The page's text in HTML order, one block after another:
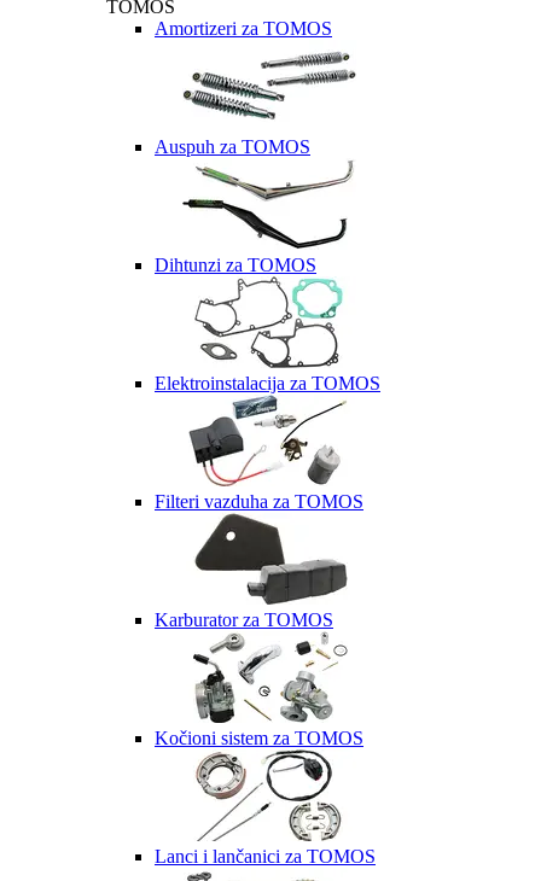
TOMOS
Amortizeri za TOMOS
Auspuh za TOMOS
Dihtunzi za TOMOS
Elektroinstalacija za TOMOS
Filteri vazduha za TOMOS
Karburator za TOMOS
Kočioni sistem za TOMOS
Lanci i lančanici za TOMOS